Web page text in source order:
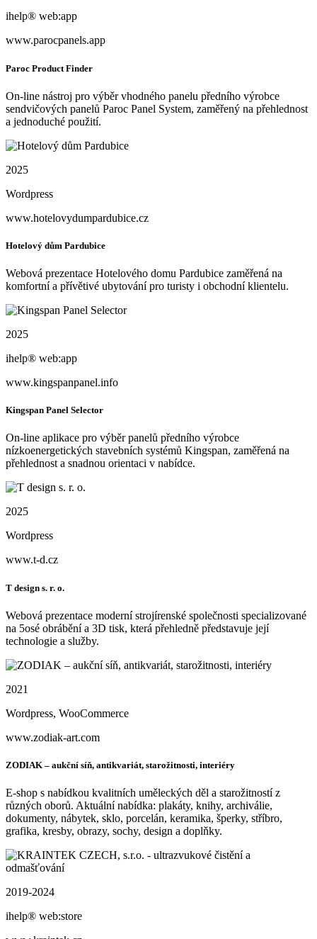
ihelp® web:app
www.parocpanels.app
Paroc Product Finder
On‑line nástroj pro výběr vhodného panelu předního výrobce
sendvičových panelů Paroc Panel System, zaměřený na přehlednost
a jednoduché použití.
2025
Wordpress
www.hotelovydumpardubice.cz
Hotelový dům Pardubice
Webová prezentace Hotelového domu Pardubice zaměřená na
komfortní a přívětivé ubytování pro turisty i obchodní klientelu.
2025
ihelp® web:app
www.kingspanpanel.info
Kingspan Panel Selector
On‑line aplikace pro výběr panelů předního výrobce
nízkoenergetických stavebních systémů Kingspan, zaměřená na
přehlednost a snadnou orientaci v nabídce.
2025
Wordpress
www.t-d.cz
T design s. r. o.
Webová prezentace moderní strojírenské společnosti specializované
na 5osé obrábění a 3D tisk, která přehledně představuje její
technologie a služby.
2021
Wordpress, WooCommerce
www.zodiak-art.com
ZODIAK – aukční síň, antikvariát, starožitnosti, interiéry
E-shop s nabídkou kvalitních uměleckých děl a starožitností z
různých oborů. Aktuální nabídka: plakáty, knihy, archiválie,
dokumenty, nábytek, sklo, porcelán, keramika, šperky, stříbro,
grafika, kresby, obrazy, sochy, design a doplňky.
2019-2024
ihelp® web:store